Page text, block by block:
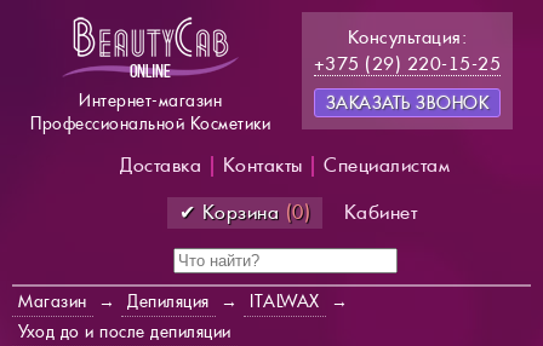
Интернет-магазин
Профессиональной Косметики
Консультация:
+375 (29) 220-15-25
ЗАКАЗАТЬ ЗВОНОК
Доставка Контакты
Специалистам
✔ Корзина (0) Кабинет
Магазин → Депиляция → ITALWAX
→
Уход до и после депиляции